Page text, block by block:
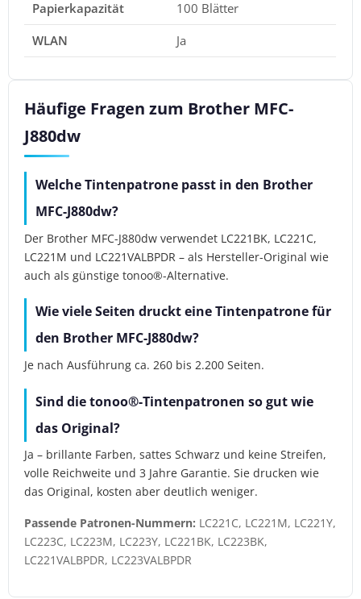
Papierkapazität
100 Blätter
WLAN
Ja
Häufige Fragen zum Brother MFC-
J880dw
Welche Tintenpatrone passt in den Brother
MFC-J880dw?
Der Brother MFC-J880dw verwendet LC221BK, LC221C,
LC221M und LC221VALBPDR – als Hersteller-Original wie
auch als günstige tonoo®-Alternative.
Wie viele Seiten druckt eine Tintenpatrone für
den Brother MFC-J880dw?
Je nach Ausführung ca. 260 bis 2.200 Seiten.
Sind die tonoo®-Tintenpatronen so gut wie
das Original?
Ja – brillante Farben, sattes Schwarz und keine Streifen,
volle Reichweite und 3 Jahre Garantie. Sie drucken wie
das Original, kosten aber deutlich weniger.
Passende Patronen-Nummern: LC221C, LC221M, LC221Y,
LC223C, LC223M, LC223Y, LC221BK, LC223BK,
LC221VALBPDR, LC223VALBPDR